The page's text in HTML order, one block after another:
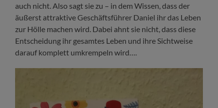
auch nicht. Also sagt sie zu – in dem Wissen, dass der
äußerst attraktive Geschäftsführer Daniel ihr das Leben
zur Hölle machen wird. Dabei ahnt sie nicht, dass diese
Entscheidung ihr gesamtes Leben und ihre Sichtweise
darauf komplett umkrempeln wird….